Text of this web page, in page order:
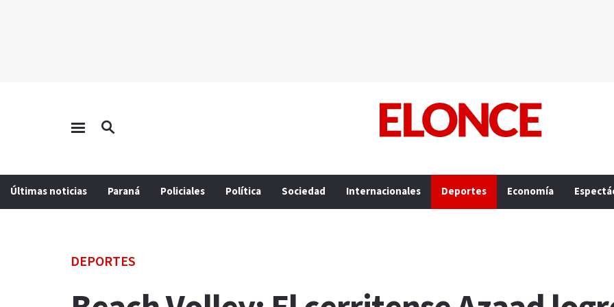
Últimas noticias Paraná Policiales Política Sociedad Internacionales Deportes Economía
DEPORTES